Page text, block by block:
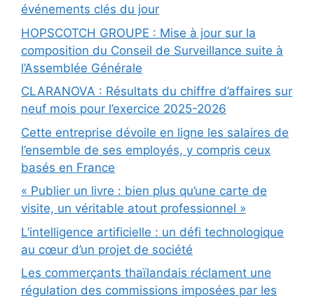
événements clés du jour
HOPSCOTCH GROUPE : Mise à jour sur la
composition du Conseil de Surveillance suite à
l’Assemblée Générale
CLARANOVA : Résultats du chiffre d’affaires sur
neuf mois pour l’exercice 2025-2026
Cette entreprise dévoile en ligne les salaires de
l’ensemble de ses employés, y compris ceux
basés en France
« Publier un livre : bien plus qu’une carte de
visite, un véritable atout professionnel »
L’intelligence artificielle : un défi technologique
au cœur d’un projet de société
Les commerçants thaïlandais réclament une
régulation des commissions imposées par les